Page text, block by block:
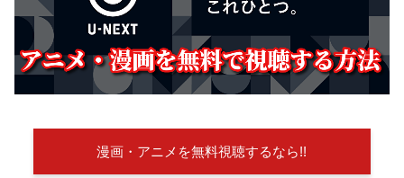
漫画・アニメを無料視聴するなら!!